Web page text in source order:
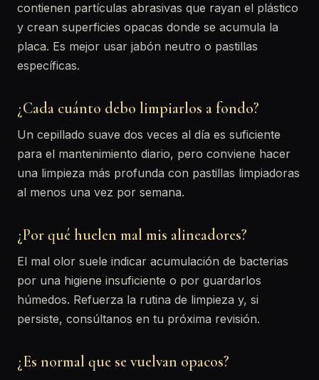
contienen partículas abrasivas que rayan el plástico
y crean superficies opacas donde se acumula la
placa. Es mejor usar jabón neutro o pastillas
específicas.
¿Cada cuánto debo limpiarlos a fondo?
Un cepillado suave dos veces al día es suficiente
para el mantenimiento diario, pero conviene hacer
una limpieza más profunda con pastillas limpiadoras
al menos una vez por semana.
¿Por qué huelen mal mis alineadores?
El mal olor suele indicar acumulación de bacterias
por una higiene insuficiente o por guardarlos
húmedos. Refuerza la rutina de limpieza y, si
persiste, consúltanos en tu próxima revisión.
¿Es normal que se vuelvan opacos?